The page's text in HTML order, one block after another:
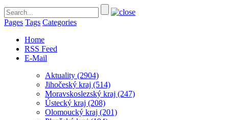
Pages Tags Categories
Home
RSS Feed
E-Mail
Aktuality (2904)
Jihočeský kraj (514)
Moravskoslezský kraj (247)
Ústecký kraj (208)
Olomoucký kraj (201)